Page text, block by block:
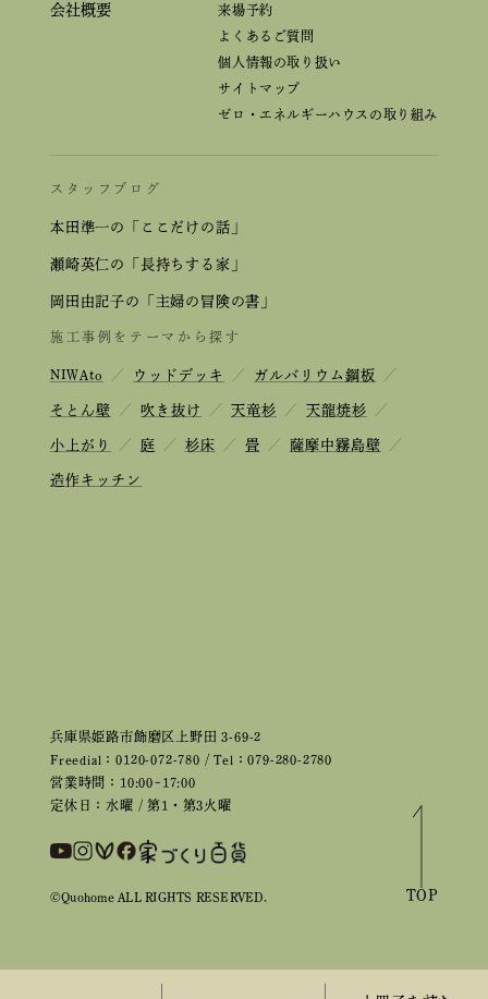
兵庫県姫路市飾磨区上野田 3-69-2
Freedial：0120-072-780 / Tel：079-280-2780
営業時間：10:00~17:00
定休日：水曜 / 第1・第3火曜
会社概要
来場予約
よくあるご質問
個人情報の取り扱い
サイトマップ
ゼロ・エネルギーハウスの取り組み
スタッフブログ
本田準一の「ここだけの話」
瀬崎英仁の「長持ちする家」
岡田由記子の「主婦の冒険の書」
施工事例をテーマから探す
NIWAto ／ ウッドデッキ ／ ガルバリウム鋼板 ／
そとん壁 ／ 吹き抜け ／ 天竜杉 ／ 天龍焼杉 ／
小上がり ／ 庭 ／ 杉床 ／ 畳 ／ 薩摩中霧島壁 ／
造作キッチン
©Quohome ALL RIGHTS RESERVED. TOP